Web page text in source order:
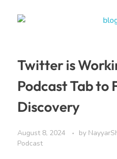
Twitter is
Podcast Tab to
Discovery
August 8, 2024 by
Podcast